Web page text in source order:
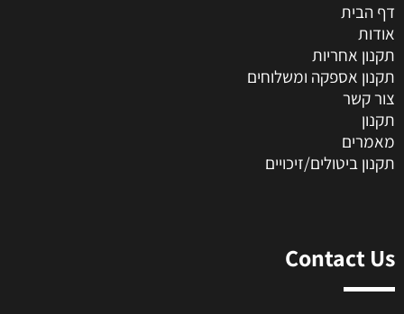
דף הבית
אודות
תקנון אחריות
תקנון אספקה ומשלוחים
צור קשר
תקנון
מאמרים
תקנון ביטולים/זיכויים
Contact Us